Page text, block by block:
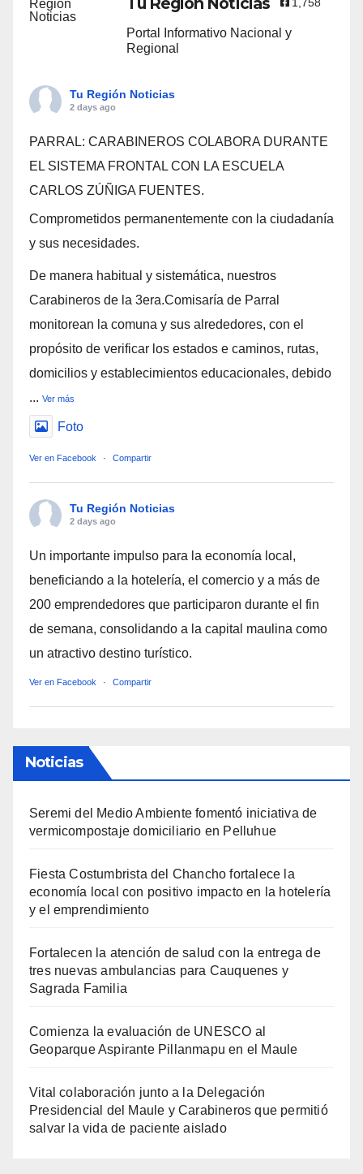
1,758
Portal Informativo Nacional y
Regional
Tu Región Noticias
2 days ago
PARRAL: CARABINEROS COLABORA DURANTE
EL SISTEMA FRONTAL CON LA ESCUELA
CARLOS ZÚÑIGA FUENTES.
Comprometidos permanentemente con la ciudadanía
y sus necesidades.
De manera habitual y sistemática, nuestros
Carabineros de la 3era.Comisaría de Parral
monitorean la comuna y sus alrededores, con el
propósito de verificar los estados e caminos, rutas,
domicilios y establecimientos educacionales, debido
... Ver más
Foto
Ver en Facebook · Compartir
Tu Región Noticias
2 days ago
Un importante impulso para la economía local,
beneficiando a la hotelería, el comercio y a más de
200 emprendedores que participaron durante el fin
de semana, consolidando a la capital maulina como
un atractivo destino turístico.
Ver en Facebook · Compartir
Noticias
Seremi del Medio Ambiente fomentó iniciativa de
vermicompostaje domiciliario en Pelluhue
Fiesta Costumbrista del Chancho fortalece la
economía local con positivo impacto en la hotelería
y el emprendimiento
Fortalecen la atención de salud con la entrega de
tres nuevas ambulancias para Cauquenes y
Sagrada Familia
Comienza la evaluación de UNESCO al
Geoparque Aspirante Pillanmapu en el Maule
Vital colaboración junto a la Delegación
Presidencial del Maule y Carabineros que permitió
salvar la vida de paciente aislado